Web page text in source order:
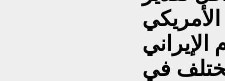
الإيراني
في